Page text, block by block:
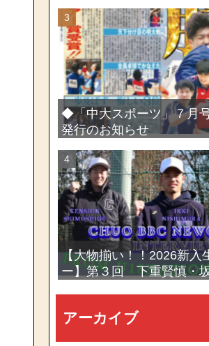
剣道選手権大会・第72回
選手権大会
◆「中大スポーツ」７月
発行のお知らせ
【大物揃い！！2026新入
ー】第３回 下重賢慎・
アーカイブ